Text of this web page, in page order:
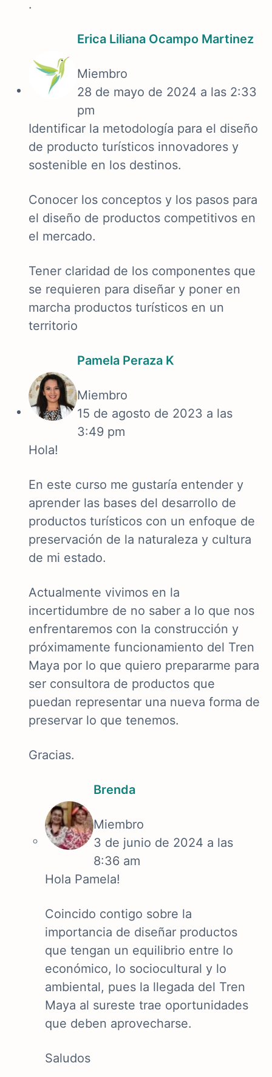
.
Erica Liliana Ocampo Martinez
Miembro
28 de mayo de 2024 a las 2:33
pm
Identificar la metodología para el diseño
de producto turísticos innovadores y
sostenible en los destinos.
Conocer los conceptos y los pasos para
el diseño de productos competitivos en
el mercado.
Tener claridad de los componentes que
se requieren para diseñar y poner en
marcha productos turísticos en un
territorio
Pamela Peraza K
Miembro
15 de agosto de 2023 a las
3:49 pm
Hola!
En este curso me gustaría entender y
aprender las bases del desarrollo de
productos turísticos con un enfoque de
preservación de la naturaleza y cultura
de mi estado.
Actualmente vivimos en la
incertidumbre de no saber a lo que nos
enfrentaremos con la construcción y
próximamente funcionamiento del Tren
Maya por lo que quiero prepararme para
ser consultora de productos que
puedan representar una nueva forma de
preservar lo que tenemos.
Gracias.
Brenda
Miembro
3 de junio de 2024 a las
8:36 am
Hola Pamela!
Coincido contigo sobre la
importancia de diseñar productos
que tengan un equilibrio entre lo
económico, lo sociocultural y lo
ambiental, pues la llegada del Tren
Maya al sureste trae oportunidades
que deben aprovecharse.
Saludos